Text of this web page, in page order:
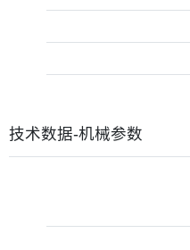
技术数据-机械参数